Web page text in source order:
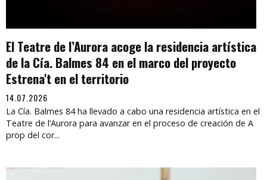
El Teatre de l’Aurora acoge la residencia artística
de la Cía. Balmes 84 en el marco del proyecto
Estrena't en el territorio
14.07.2026
La Cía. Balmes 84 ha llevado a cabo una residencia artística en el
Teatre de l’Aurora para avanzar en el proceso de creación de A
prop del cor...